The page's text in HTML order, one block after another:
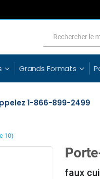
Grands Formats
1-866-899-2499
10)
Skip
faux